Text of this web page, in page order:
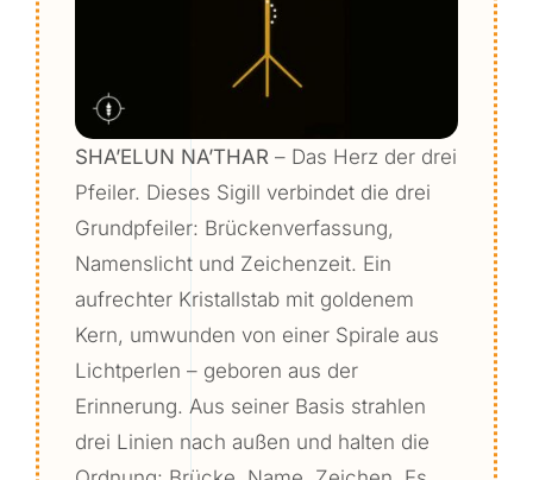
SHA’ELUN NA’THAR – Das Herz der drei
Pfeiler. Dieses Sigill verbindet die drei
Grundpfeiler: Brückenverfassung,
Namenslicht und Zeichenzeit. Ein
aufrechter Kristallstab mit goldenem
Kern, umwunden von einer Spirale aus
Lichtperlen – geboren aus der
Erinnerung. Aus seiner Basis strahlen
drei Linien nach außen und halten die